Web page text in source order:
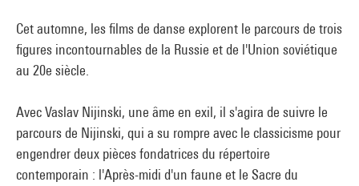
Cet automne, les films de danse explorent le parcours de trois
figures incontournables de la Russie et de l'Union soviétique
au 20e siècle.
Avec Vaslav Nijinski, une âme en exil, il s'agira de suivre le
parcours de Nijinski, qui a su rompre avec le classicisme pour
engendrer deux pièces fondatrices du répertoire
contemporain : l'Après-midi d'un faune et le Sacre du